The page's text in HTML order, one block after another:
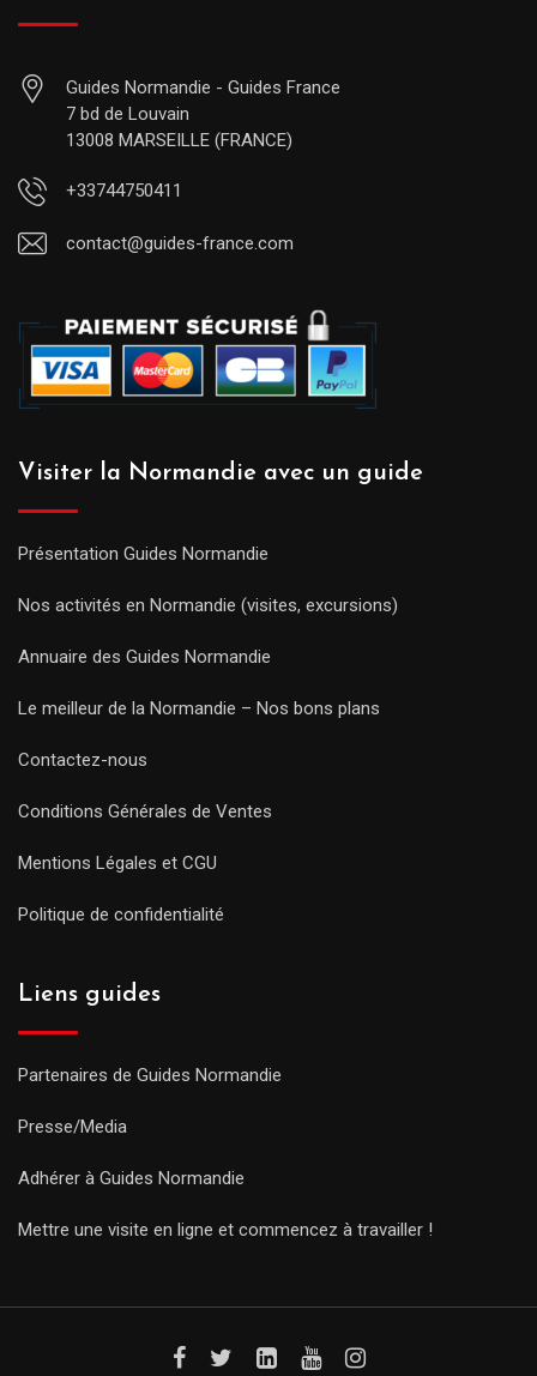
Guides Normandie - Guides France
7 bd de Louvain
13008 MARSEILLE (FRANCE)
+33744750411
contact@guides-france.com
Visiter la Normandie avec un guide
Présentation Guides Normandie
Nos activités en Normandie (visites, excursions)
Annuaire des Guides Normandie
Le meilleur de la Normandie – Nos bons plans
Contactez-nous
Conditions Générales de Ventes
Mentions Légales et CGU
Politique de confidentialité
Liens guides
Partenaires de Guides Normandie
Presse/Media
Adhérer à Guides Normandie
Mettre une visite en ligne et commencez à travailler !